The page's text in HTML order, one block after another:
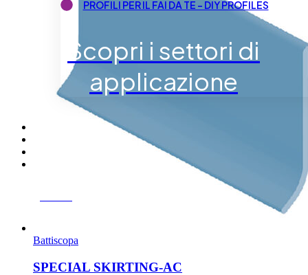
PROFILI PER IL FAI DA TE – DIY PROFILES
Scopri i settori di
applicazione
Battiscopa
SPECIAL SKIRTING-AC